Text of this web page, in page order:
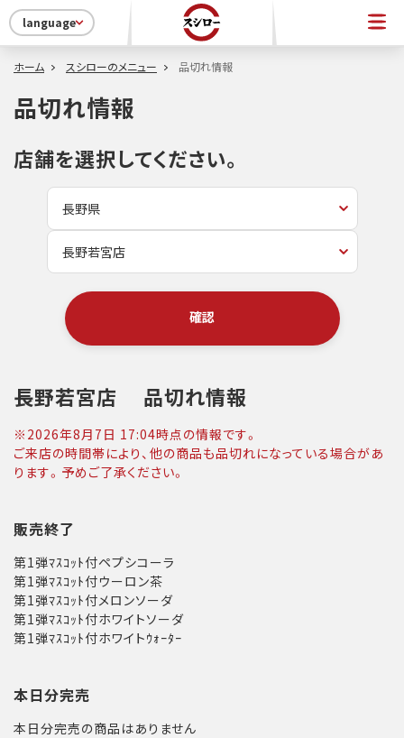
language
ホーム スシローのメニュー 品切れ情報
品切れ情報
店舗を選択してください。
確認
長野若宮店 品切れ情報
※ 2026年8月7日 17:04時点の情報です。
ご来店の時間帯により、他の商品も品切れになっている場合があ
ります。予めご了承ください。
販売終了
第1弾ﾏｽｺｯﾄ付ペプシコーラ
第1弾ﾏｽｺｯﾄ付ウーロン茶
第1弾ﾏｽｺｯﾄ付メロンソーダ
第1弾ﾏｽｺｯﾄ付ホワイトソーダ
第1弾ﾏｽｺｯﾄ付ホワイトｳｫｰﾀｰ
本日分完売
本日分完売の商品はありません